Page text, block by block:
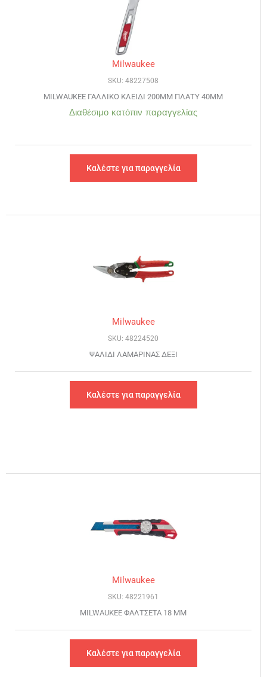
Milwaukee
SKU: 48227508
MILWAUKEE ΓΑΛΛΙΚΟ ΚΛΕΙΔΙ 200MM ΠΛΑΤΥ 40MM
Διαθέσιμο κατόπιν παραγγελίας
Καλέστε για παραγγελία
Milwaukee
SKU: 48224520
ΨΑΛΙΔΙ ΛΑΜΑΡΙΝΑΣ ΔΕΞΙ
Καλέστε για παραγγελία
Milwaukee
SKU: 48221961
MILWAUKEE ΦΑΛΤΣΕΤΑ 18 MM
Καλέστε για παραγγελία